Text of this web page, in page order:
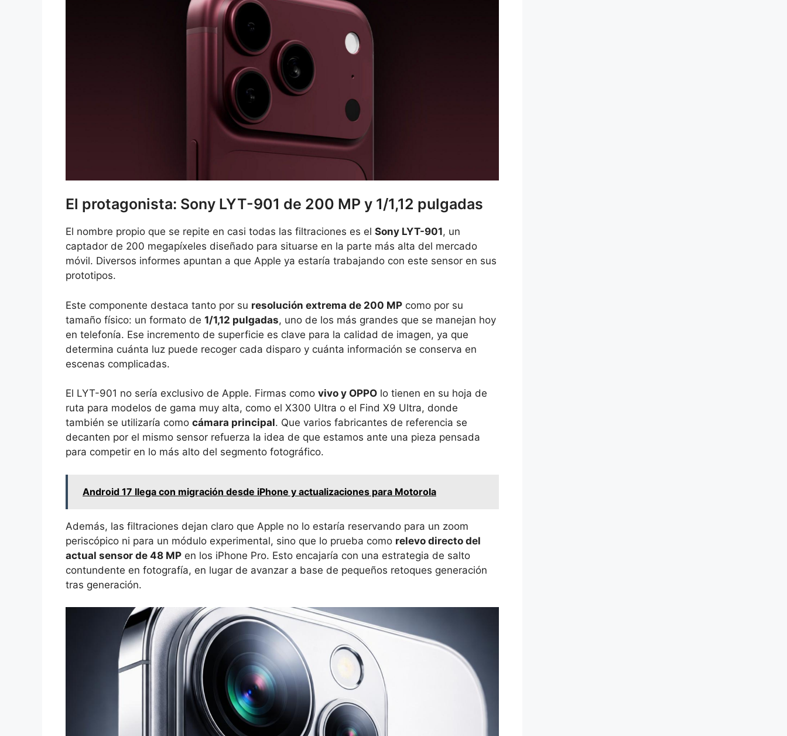
El protagonista: Sony LYT-901 de 200 MP y 1/1,12 pulgadas
El nombre propio que se repite en casi todas las filtraciones es el Sony LYT-901, un
captador de 200 megapíxeles diseñado para situarse en la parte más alta del mercado
móvil. Diversos informes apuntan a que Apple ya estaría trabajando con este sensor en sus
prototipos.
Este componente destaca tanto por su resolución extrema de 200 MP como por su
tamaño físico: un formato de 1/1,12 pulgadas, uno de los más grandes que se manejan hoy
en telefonía. Ese incremento de superficie es clave para la calidad de imagen, ya que
determina cuánta luz puede recoger cada disparo y cuánta información se conserva en
escenas complicadas.
El LYT-901 no sería exclusivo de Apple. Firmas como vivo y OPPO lo tienen en su hoja de
ruta para modelos de gama muy alta, como el X300 Ultra o el Find X9 Ultra, donde
también se utilizaría como cámara principal. Que varios fabricantes de referencia se
decanten por el mismo sensor refuerza la idea de que estamos ante una pieza pensada
para competir en lo más alto del segmento fotográfico.
Android 17 llega con migración desde iPhone y actualizaciones para Motorola
Además, las filtraciones dejan claro que Apple no lo estaría reservando para un zoom
periscópico ni para un módulo experimental, sino que lo prueba como relevo directo del
actual sensor de 48 MP en los iPhone Pro. Esto encajaría con una estrategia de salto
contundente en fotografía, en lugar de avanzar a base de pequeños retoques generación
tras generación.